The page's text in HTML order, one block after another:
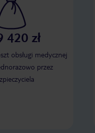
420 zł
obsługi medycznej
przez